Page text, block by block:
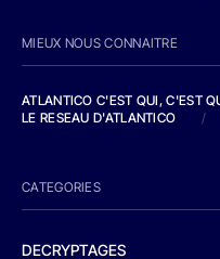
MIEUX NOUS CONNAITRE
ATLANTICO C'EST QUI, C'EST
LE RESEAU D'ATLANTICO
/
CATEGORIES
DECRYPTAGES